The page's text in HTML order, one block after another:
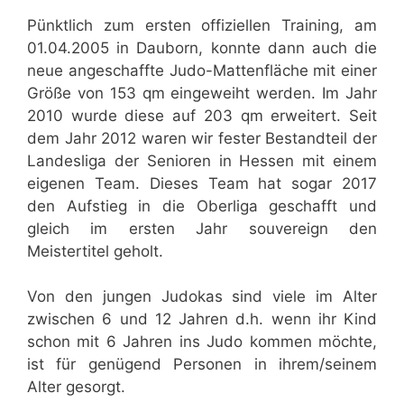
Pünktlich zum ersten offiziellen Training, am
01.04.2005 in Dauborn, konnte dann auch die
neue angeschaffte Judo-Mattenfläche mit einer
Größe von 153 qm eingeweiht werden. Im Jahr
2010 wurde diese auf 203 qm erweitert. Seit
dem Jahr 2012 waren wir fester Bestandteil der
Landesliga der Senioren in Hessen mit einem
eigenen Team. Dieses Team hat sogar 2017
den Aufstieg in die Oberliga geschafft und
gleich im ersten Jahr souvereign den
Meistertitel geholt.
Von den jungen Judokas sind viele im Alter
zwischen 6 und 12 Jahren d.h. wenn ihr Kind
schon mit 6 Jahren ins Judo kommen möchte,
ist für genügend Personen in ihrem/seinem
Alter gesorgt.